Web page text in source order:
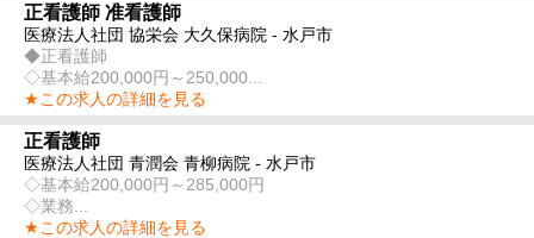
正看護師 准看護師
医療法人社団 協栄会 大久保病院 - 水戸市
◆正看護師
◇基本給200,000円～250,000...
★この求人の詳細を見る
正看護師
医療法人社団 青潤会 青柳病院 - 水戸市
◇基本給200,000円～285,000円
◇業務...
★この求人の詳細を見る